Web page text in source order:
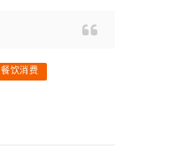
餐饮消费